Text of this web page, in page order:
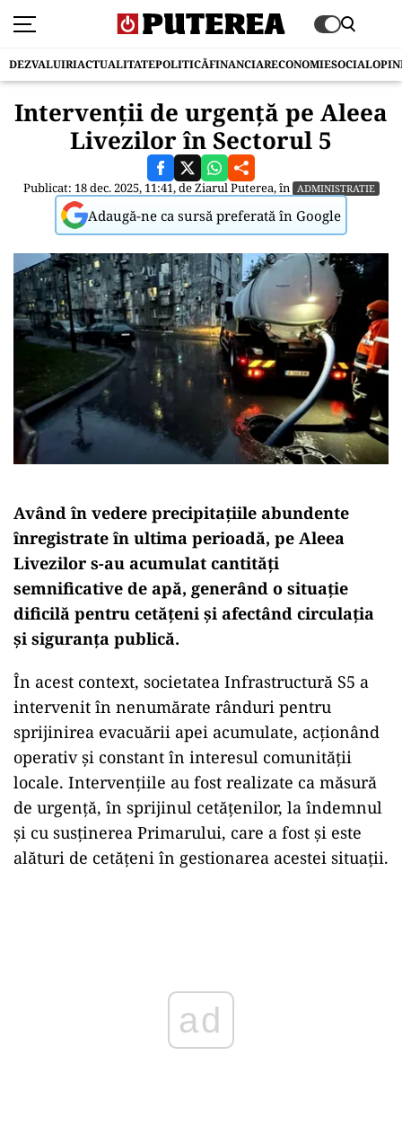
DEZVALUIRIACTUALITATEPOLITICĂFINANCIARECONOMIESOCIAL
Intervenții de urgență pe Aleea
Livezilor în Sectorul 5
Publicat: 18 dec. 2025, 11:41, deZiarul Puterea, în ADMINISTRATIE
Adaugă-ne ca sursă preferată în Google
Având în vedere precipitațiile abundente
înregistrate în ultima perioadă, pe Aleea
Livezilor s-au acumulat cantități
semnificative de apă, generând o situație
dificilă pentru cetățeni și afectând circulația
și siguranța publică.
În acest context, societatea Infrastructură S5 a
intervenit în nenumărate rânduri pentru
sprijinirea evacuării apei acumulate, acționând
operativ și constant în interesul comunității
locale. Intervențiile au fost realizate ca măsură
de urgență, în sprijinul cetățenilor, la îndemnul
și cu susținerea Primarului, care a fost și este
alături de cetățeni în gestionarea acestei situații.